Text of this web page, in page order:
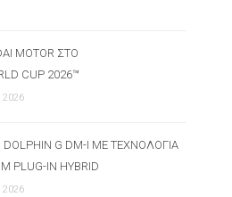
MOTOR ΣΤΟ
CUP 2026™
2026
DOLPHIN G DM-I ΜΕ ΤΕΧΝΟΛΟΓΊΑ
PLUG-IN HYBRID
2026